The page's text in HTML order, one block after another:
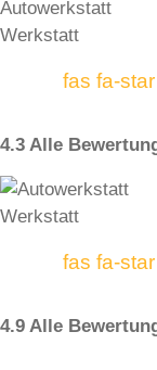
fas fa-star
4.3 Alle
fas fa-star
4.9 Alle